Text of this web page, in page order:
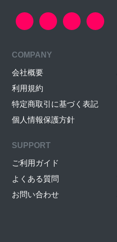
COMPANY
会社概要
利用規約
特定商取引に基づく表記
個人情報保護方針
SUPPORT
ご利用ガイド
よくある質問
お問い合わせ